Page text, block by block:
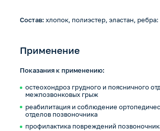
Состав: хлопок, полиэстер, эластан,
Применение
Показания к применению:
остеохондроз грудного и поясничного
межпозвонковых грыж
реабилитация и соблюдение
отделов позвоночника
профилактика повреждений